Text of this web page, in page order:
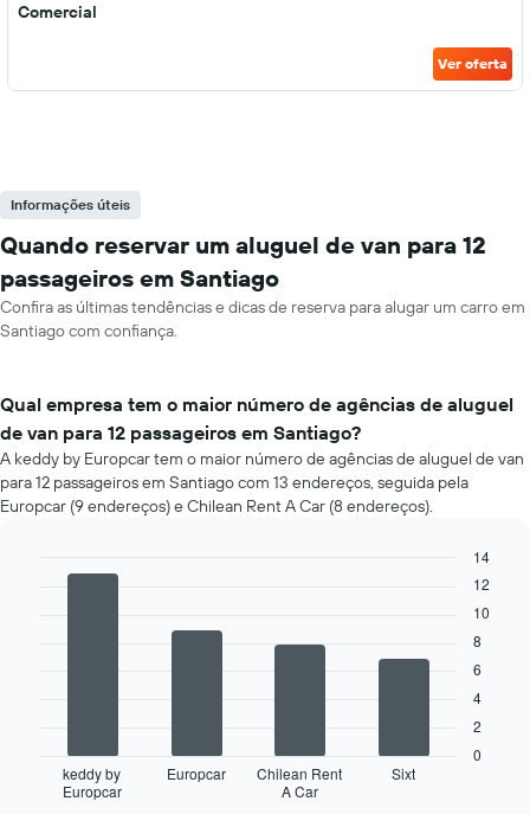
Comercial
Ver oferta
Informações úteis
Quando reservar um aluguel de van para 12
passageiros em Santiago
Confira as últimas tendências e dicas de reserva para alugar um carro em
Santiago com confiança.
Qual empresa tem o maior número de agências de aluguel
de van para 12 passageiros em Santiago?
A keddy by Europcar tem o maior número de agências de aluguel de van
para 12 passageiros em Santiago com 13 endereços, seguida pela
Europcar (9 endereços) e Chilean Rent A Car (8 endereços).
seguir
exibe
keddy by
Europcar
Europcar
Chilean Rent
A Car
Sixt
0
2
4
6
8
10
12
14